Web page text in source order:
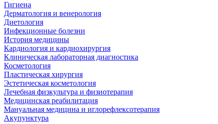
Гигиена
Дерматология и венерология
Диетология
Инфекционные болезни
История медицины
Кардиология и кардиохирургия
Клиническая лабораторная диагностика
Косметология
Пластическая хирургия
Эстетическая косметология
Лечебная физкультура и физиотерапия
Медицинская реабилитация
Мануальная медицина и иглорефлексотерапия
Акупунктура